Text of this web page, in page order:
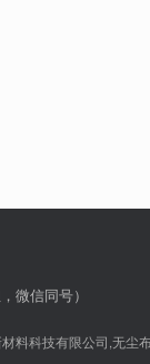
微信同号）
料科技有限公司,无尘